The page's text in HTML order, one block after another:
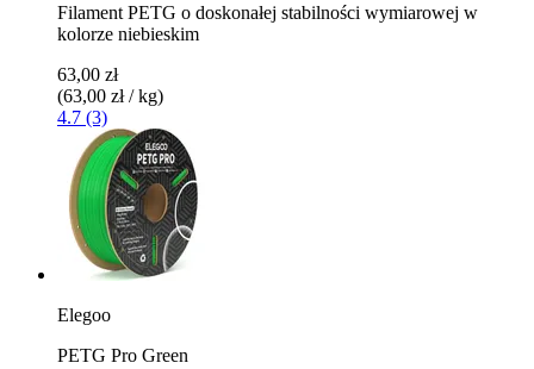
Filament PETG o doskonałej stabilności wymiarowej w
kolorze niebieskim
63,00 zł
(63,00 zł / kg)
4.7 (3)
Elegoo
PETG Pro Green